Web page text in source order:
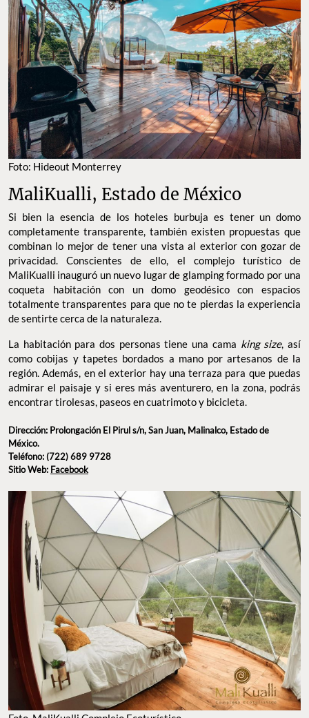
Foto: Hideout Monterrey
MaliKualli, Estado de México
Si bien la esencia de los hoteles burbuja es tener un domo
completamente transparente, también existen propuestas que
combinan lo mejor de tener una vista al exterior con gozar de
privacidad. Conscientes de ello, el complejo turístico de
MaliKualli inauguró un nuevo lugar de glamping formado por una
coqueta habitación con un domo geodésico con espacios
totalmente transparentes para que no te pierdas la experiencia
de sentirte cerca de la naturaleza.
La habitación para dos personas tiene una cama king size, así
como cobijas y tapetes bordados a mano por artesanos de la
región. Además, en el exterior hay una terraza para que puedas
admirar el paisaje y si eres más aventurero, en la zona, podrás
encontrar tirolesas, paseos en cuatrimoto y bicicleta.
Dirección: Prolongación El Pirul s/n, San Juan, Malinalco, Estado de
México.
Teléfono: (722) 689 9728
Sitio Web: Facebook